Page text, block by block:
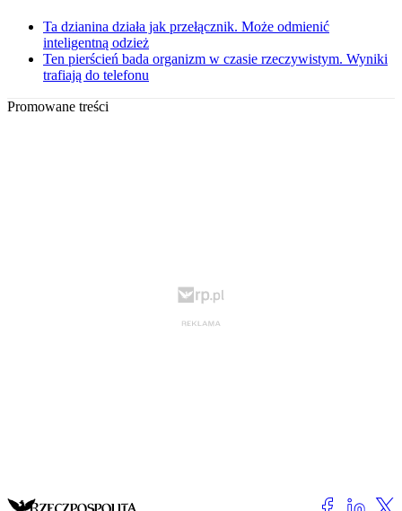
Ta dzianina działa jak przełącznik. Może odmienić
inteligentną odzież
Ten pierścień bada organizm w czasie rzeczywistym. Wyniki
trafiają do telefonu
Promowane treści